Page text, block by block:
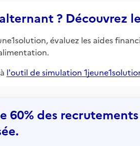
? Découvrez
évaluez les aides
l'outil de simulation
60% des